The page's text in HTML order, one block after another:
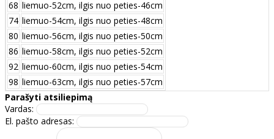
68 liemuo-52cm, ilgis nuo peties-46cm
74 liemuo-54cm, ilgis nuo peties-48cm
80 liemuo-56cm, ilgis nuo peties-50cm
86 liemuo-58cm, ilgis nuo peties-52cm
92 liemuo-60cm, ilgis nuo peties-54cm
98 liemuo-63cm, ilgis nuo peties-57cm
Parašyti atsiliepimą
Vardas:
El. pašto adresas: